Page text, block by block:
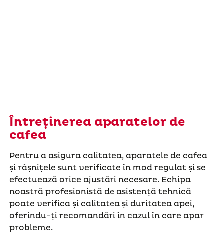
Întreținerea aparatelor de
cafea
Pentru a asigura calitatea, aparatele de cafea
și râșnițele sunt verificate în mod regulat și se
efectuează orice ajustări necesare. Echipa
noastră profesionistă de asistență tehnică
poate verifica și calitatea și duritatea apei,
oferindu-ți recomandări în cazul în care apar
probleme.